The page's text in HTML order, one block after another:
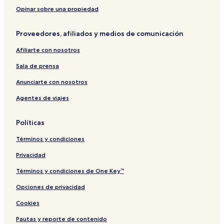
u
á
a
a
a
L
y
v
a
b
i
l
a
d
e
e
a
o
a
S
t
C
e
c
i
i
i
i
a
l
Opinar sobre una propiedad
Proveedores, afiliados y medios de comunicación
Afiliarte con nosotros
Sala de prensa
Anunciarte con nosotros
Agentes de viajes
Políticas
Términos y condiciones
Privacidad
Términos y condiciones de One Key™
Opciones de privacidad
Cookies
Pautas y reporte de contenido